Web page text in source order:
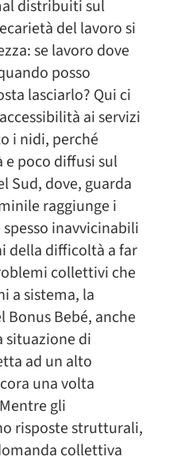
distribuiti sul
del lavoro si
se lavoro dove
posso
lasciarlo? Qui ci
ai servizi
i nidi, perché
poco diffusi sul
dove, guarda
raggiunge i
inavvicinabili
della difficoltà a far
collettivi che
a sistema, la
Bonus Bebé, anche
situazione di
ad un alto
una volta
gli
risposte strutturali,
collettiva